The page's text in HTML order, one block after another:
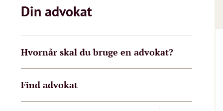
Din advokat
Hvornår skal du bruge en advokat?
Find advokat